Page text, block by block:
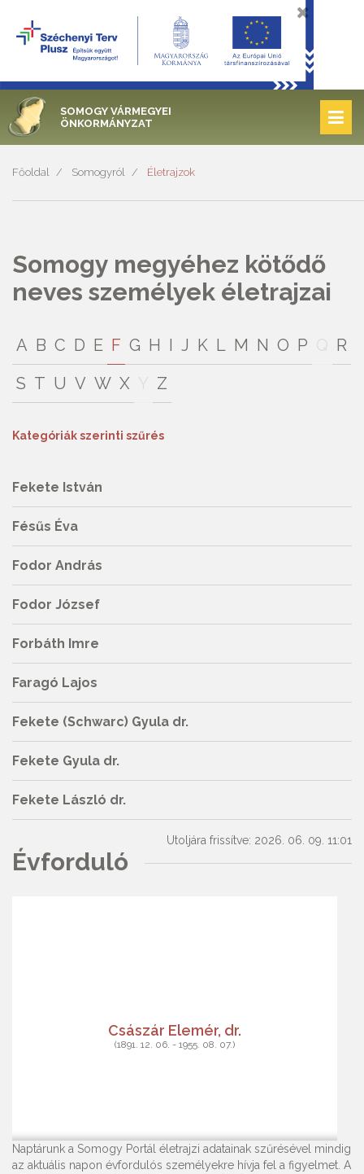
SOMOGY VÁRMEGYEI
ÖNKORMÁNYZAT
Főoldal Somogyról Életrajzok
Somogy megyéhez kötődő
neves személyek életrajzai
A B C D E F G H I J K L M N O P
R
S T U V W X Z
Kategóriák szerinti szűrés
Fekete István
Fésűs Éva
Fodor András
Fodor József
Forbáth Imre
Faragó Lajos
Fekete (Schwarc) Gyula dr.
Fekete Gyula dr.
Fekete László dr.
Utoljára frissítve: 2026. 06. 09. 11:01
Évforduló
Császár Elemér, dr.
(1891. 12. 06. - 1955. 08. 07.)
Naptárunk a Somogy Portál életrajzi adatainak szűrésével mindig
az aktuális napon évfordulós személyekre hívja fel a figyelmet. A